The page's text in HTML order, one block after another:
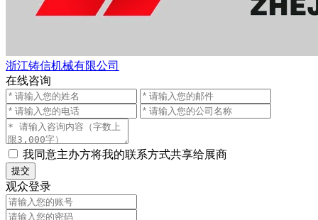
浙江铸信机械有限公司
在线咨询
我同意主办方将我的联系方式共享给展商
提交
观众登录